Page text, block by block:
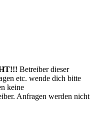
Betreiber dieser
etc. wende dich bitte
keine
Anfragen werden nicht